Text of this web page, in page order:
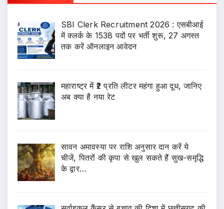
SBI Clerk Recruitment 2026 : एसबीआई
में क्लर्क के 1538 पदों पर भर्ती शुरू, 27 अगस्त
तक करें ऑनलाइन आवेदन
महाराष्ट्र में ₹2 प्रति लीटर महंगा हुआ दूध, जानिए
अब क्या है नया रेट
सावन अमावस्या पर राशि अनुसार दान करें ये
चीजें, पितरों की कृपा से खुल सकते हैं सुख-समृद्धि
के द्वार…